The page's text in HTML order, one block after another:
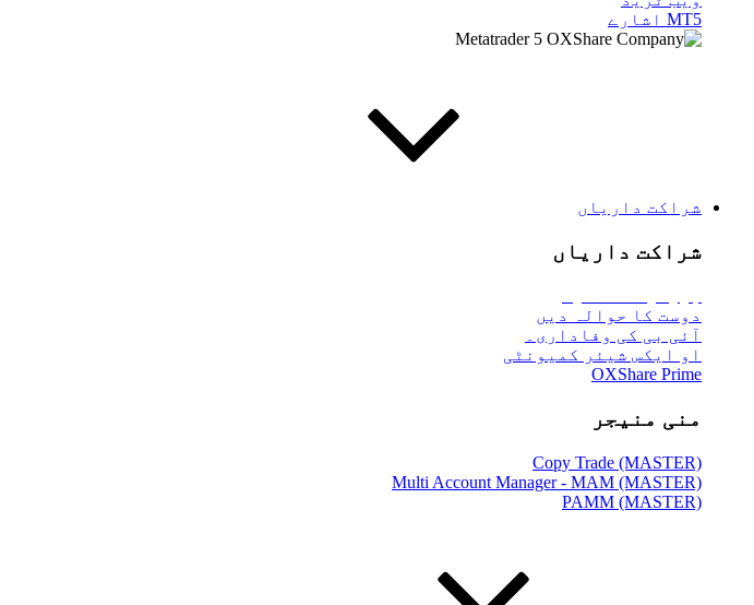
MT5 اشارے
شراکت داریاں
شراکت داریاں
دوست کا حوالہ دیں
آئی بی کی وفاداری۔
او ایکس شیئر کمیونٹی
OXShare Prime
منی منیجر
Copy Trade (MASTER)
Multi Account Manager - MAM (MASTER)
PAMM (MASTER)